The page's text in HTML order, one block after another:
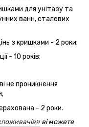
для унітазу та
ванн, сталевих
з кришками - 2 роки;
- 10 років;
не проникнення
- 2 роки.
ві можете